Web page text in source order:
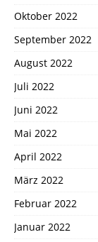
Oktober 2022
September 2022
August 2022
Juli 2022
Juni 2022
Mai 2022
April 2022
März 2022
Februar 2022
Januar 2022